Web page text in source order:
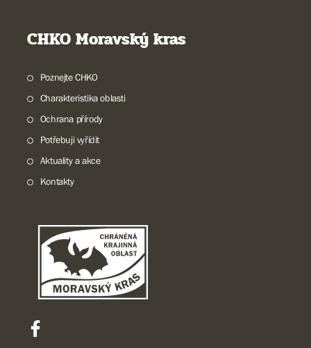
CHKO Moravský kras
Poznejte CHKO
Charakteristika oblasti
Ochrana přírody
Potřebuji vyřídit
Aktuality a akce
Kontakty